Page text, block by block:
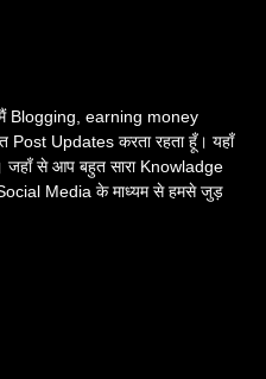
मैं Blogging, earning money
Updates करता रहता हूँ। यहाँ
जहाँ से आप बहुत सारा Knowladge
Media के माध्यम से हमसे जुड़